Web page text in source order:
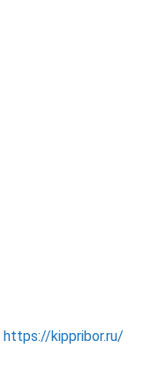
https://kippribor.ru/